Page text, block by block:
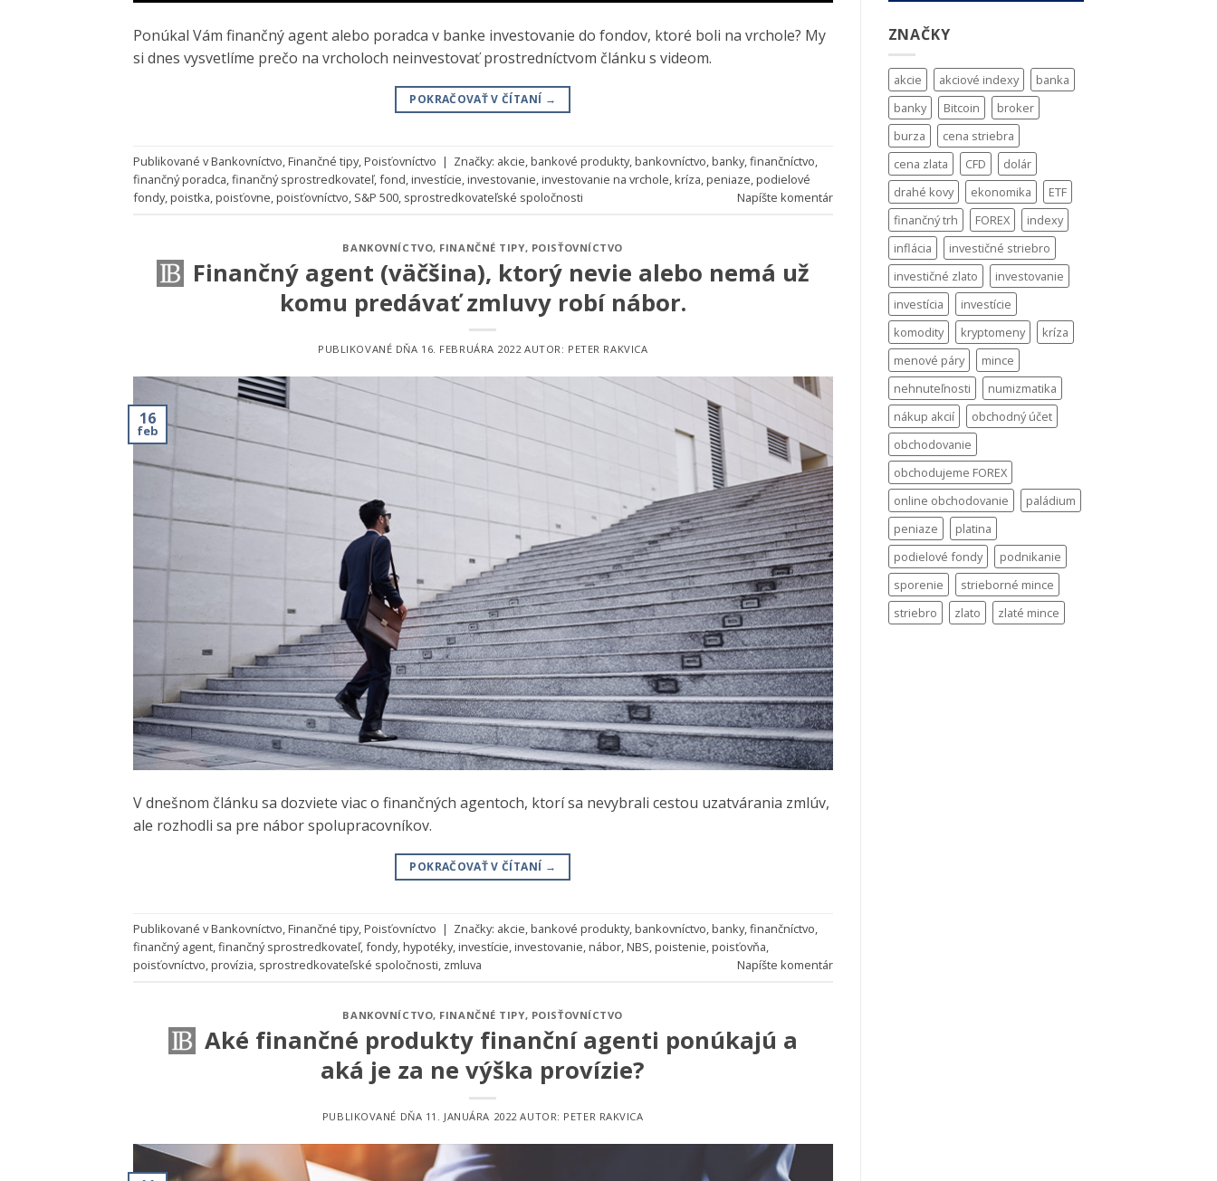
Ponúkal Vám finančný agent alebo poradca v banke investovanie do fondov, ktoré boli na vrchole? My
si dnes vysvetlíme prečo na vrcholoch neinvestovať prostredníctvom článku s videom.
POKRAČOVAŤ V ČÍTANÍ →
Publikované vBankovníctvo,Finančné tipy,Poisťovníctvo | Značky: akcie,bankové produkty,bankovníctvo,banky,finančníctvo,
finančný poradca,finančný sprostredkovateľ,fond,investície,investovanie,investovanie na vrchole,kríza,peniaze,podielové
fondy,poistka,poisťovne,poisťovníctvo, S&P 500, sprostredkovateľské spoločnosti Napíšte komentár
BANKOVNÍCTVO, FINANČNÉ TIPY, POISŤOVNÍCTVO
Finančný agent (väčšina), ktorý nevie alebo nemá už
komu predávať zmluvy robí nábor.
PUBLIKOVANÉ DŇA 16. FEBRUÁRA 2022AUTOR: PETER RAKVICA
16
feb
V dnešnom článku sa dozviete viac o finančných agentoch, ktorí sa nevybrali cestou uzatvárania zmlúv,
ale rozhodli sa pre nábor spolupracovníkov.
POKRAČOVAŤ V ČÍTANÍ →
Publikované vBankovníctvo,Finančné tipy,Poisťovníctvo | Značky: akcie,bankové produkty,bankovníctvo,banky,finančníctvo,
finančný agent,finančný sprostredkovateľ,fondy,hypotéky,investície,investovanie,nábor,NBS,poistenie,poisťovňa,
poisťovníctvo,provízia, sprostredkovateľské spoločnosti, zmluva Napíšte komentár
BANKOVNÍCTVO, FINANČNÉ TIPY, POISŤOVNÍCTVO
Aké finančné produkty finanční agenti ponúkajú a
aká je za ne výška provízie?
PUBLIKOVANÉ DŇA 11. JANUÁRA 2022AUTOR: PETER RAKVICA
ZNAČKY
akcie akciové indexy
banka
banky
Bitcoin
broker
burza
cena striebra
cena zlata
CFD
dolár
drahé kovy
ekonomika
ETF
finančný trh
FOREX
indexy
inflácia
investičné striebro
investičné zlato
investovanie
investícia
investície
komodity
kryptomeny
kríza
menové páry
mince
nehnuteľnosti
numizmatika
nákup akcií
obchodný účet
obchodovanie
obchodujeme FOREX
online obchodovanie
paládium
peniaze
platina
podielové fondy
podnikanie
sporenie
strieborné mince
striebro
zlato zlaté mince